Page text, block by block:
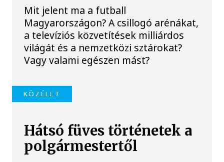
Mit jelent ma a futball
Magyarországon? A csillogó arénákat,
a televíziós közvetítések milliárdos
világát és a nemzetközi sztárokat?
Vagy valami egészen mást?
KÖZÉLET
Hátsó füves történetek a
polgármestertől